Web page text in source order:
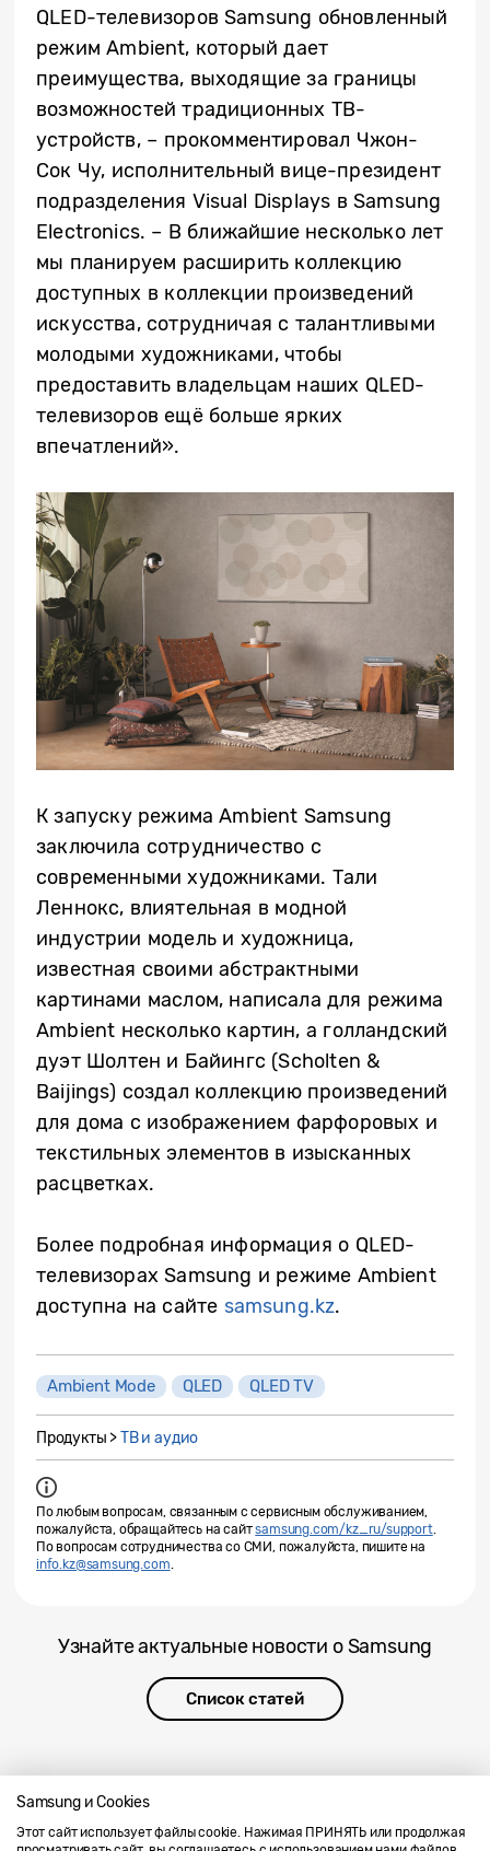
Samsung и Cookies
Этот сайт использует файлы cookie. Нажимая ПРИНЯТЬ или продолжая
QLED-телевизоров Samsung обновленный
режим Ambient, который дает
преимущества, выходящие за границы
возможностей традиционных ТВ-
устройств, – прокомментировал Чжон-
Сок Чу, исполнительный вице-президент
подразделения Visual Displays в Samsung
Electronics. – В ближайшие несколько лет
мы планируем расширить коллекцию
доступных в коллекции произведений
искусства, сотрудничая с талантливыми
молодыми художниками, чтобы
предоставить владельцам наших QLED-
телевизоров ещё больше ярких
впечатлений».
К запуску режима Ambient Samsung
заключила сотрудничество с
современными художниками. Тали
Леннокс, влиятельная в модной
индустрии модель и художница,
известная своими абстрактными
картинами маслом, написала для режима
Ambient несколько картин, а голландский
дуэт Шолтен и Байингс (Scholten &
Baijings) создал коллекцию произведений
для дома с изображением фарфоровых и
текстильных элементов в изысканных
расцветках.
Более подробная информация о QLED-
телевизорах Samsung и режиме Ambient
доступна на сайте samsung.kz.
Ambient Mode QLED QLED TV
Продукты >ТВ и аудио
По любым вопросам, связанным с сервисным обслуживанием,
пожалуйста, обращайтесь на сайтsamsung.com/kz_ru/support.
По вопросам сотрудничества со СМИ, пожалуйста, пишите на
info.kz@samsung.com.
Узнайте актуальные новости о Samsung
Список статей
Напишите нам SAMSUNG.COM